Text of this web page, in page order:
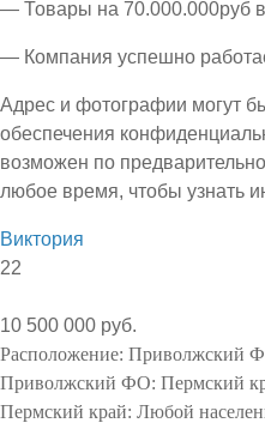
— Товары на 70.000.000руб
— Компания успешно
Адрес и фотографии могут
обеспечения
возможен по
любое время, чтобы узнать
Виктория
22
10 500 000 руб.
Расположение: Приволжский
Приволжский ФО: Пермский
Пермский край: Любой